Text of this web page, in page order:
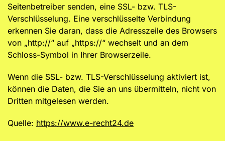
Seitenbetreiber senden, eine SSL- bzw. TLS-
Verschlüsselung. Eine verschlüsselte Verbindung
erkennen Sie daran, dass die Adresszeile des Browsers
von „http://“ auf „https://“ wechselt und an dem
Schloss-Symbol in Ihrer Browserzeile.
Wenn die SSL- bzw. TLS-Verschlüsselung aktiviert ist,
können die Daten, die Sie an uns übermitteln, nicht von
Dritten mitgelesen werden.
Quelle: https://www.e-recht24.de